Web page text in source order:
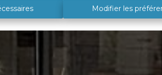
Modifier les